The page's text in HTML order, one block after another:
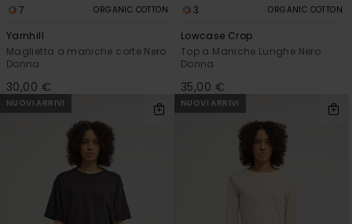
7 ORGANIC COTTON
Yarnhill
Maglietta a maniche corte Nero
Donna
30,00 €
3 ORGANIC COTTON
Lowcase Crop
Top a Maniche Lunghe Nero
Donna
35,00 €
NUOVI ARRIVI NUOVI ARRIVI